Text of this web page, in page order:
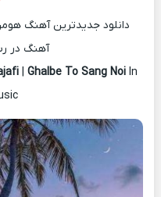
دانلود جدیدترین آهنگ
آهنگ در
| Ghalbe To Sang Noi In